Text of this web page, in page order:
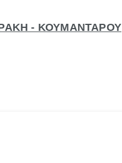
- ΚΟΥΜΑΝΤΑΡΟΥ